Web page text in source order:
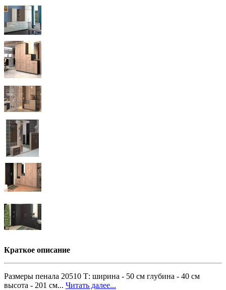
Краткое описание
Размеры пенала 20510 Т: ширина - 50 см глубина - 40 см
высота - 201 см... Читать далее...